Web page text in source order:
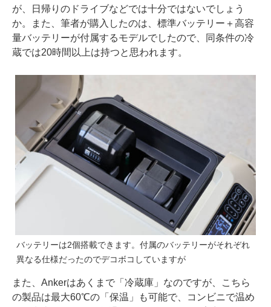
が、日帰りのドライブなどでは十分ではないでしょう
か。また、筆者が購入したのは、標準バッテリー＋高容
量バッテリーが付属するモデルでしたので、同条件の冷
蔵では20時間以上は持つと思われます。
バッテリーは2個搭載できます。付属のバッテリーがそれぞれ
異なる仕様だったのでデコボコしていますが
また、Ankerはあくまで「冷蔵庫」なのですが、こちら
の製品は最大60℃の「保温」も可能で、コンビニで温め